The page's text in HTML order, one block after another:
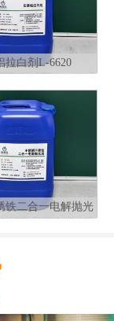
拉白剂L-6620
铁二合一电解抛光